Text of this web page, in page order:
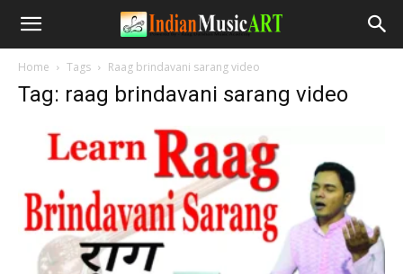
Home Tags Raag brindavani sarang video
Tag: raag brindavani sarang video